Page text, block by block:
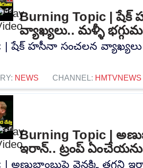
Burning Topic |
వ్యాఖ్యలు.. మళ్ళీ
| షేక్ హసీనా సంచలన
NEWS CHANNEL: HMTVNEWS
Burning Topic |
ఇరాన్.. ట్రంప్
| అణుబాంబుపై వెనక్కి తగ్గని